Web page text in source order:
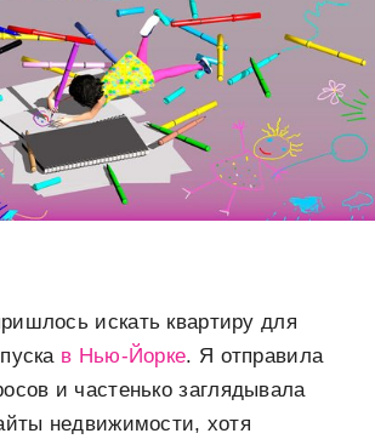
искать квартиру для
в Нью-Йорке. Я отправила
и частенько заглядывала
недвижимости, хотя